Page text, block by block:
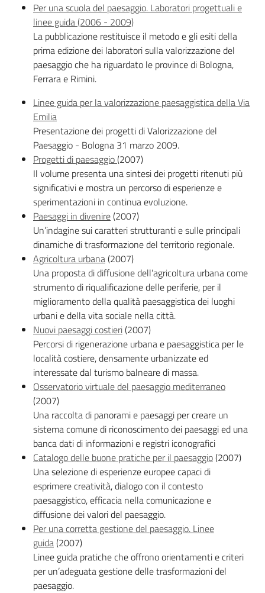
Per una scuola del paesaggio. Laboratori progettuali e
linee guida (2006 - 2009)
La pubblicazione restituisce il metodo e gli esiti della
prima edizione dei laboratori sulla valorizzazione del
paesaggio che ha riguardato le province di Bologna,
Ferrara e Rimini.
Linee guida per la valorizzazione paesaggistica della Via
Emilia
Presentazione dei progetti di Valorizzazione del
Paesaggio - Bologna 31 marzo 2009.
Progetti di paesaggio(2007)
Il volume presenta una sintesi dei progetti ritenuti più
significativi e mostra un percorso di esperienze e
sperimentazioni in continua evoluzione.
Paesaggi in divenire(2007)
Un’indagine sui caratteri strutturanti e sulle principali
dinamiche di trasformazione del territorio regionale.
Agricoltura urbana(2007)
Una proposta di diffusione dell’agricoltura urbana come
strumento di riqualificazione delle periferie, per il
miglioramento della qualità paesaggistica dei luoghi
urbani e della vita sociale nella città.
Nuovi paesaggi costieri(2007)
Percorsi di rigenerazione urbana e paesaggistica per le
località costiere, densamente urbanizzate ed
interessate dal turismo balneare di massa.
Osservatorio virtuale del paesaggio mediterraneo
(2007)
Una raccolta di panorami e paesaggi per creare un
sistema comune di riconoscimento dei paesaggi ed una
banca dati di informazioni e registri iconografici
Catalogo delle buone pratiche per il paesaggio(2007)
Una selezione di esperienze europee capaci di
esprimere creatività, dialogo con il contesto
paesaggistico, efficacia nella comunicazione e
diffusione dei valori del paesaggio.
Per una corretta gestione del paesaggio. Linee
guida(2007)
Linee guida pratiche che offrono orientamenti e criteri
per un’adeguata gestione delle trasformazioni del
paesaggio.